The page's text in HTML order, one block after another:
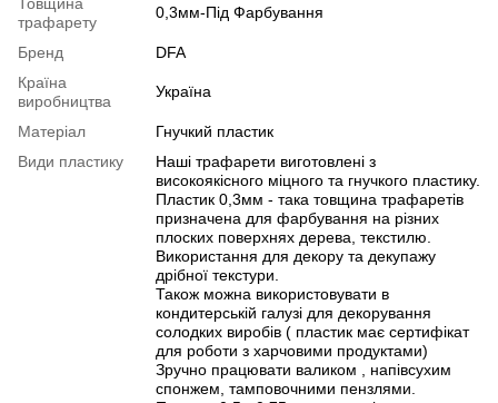
трафарету
0,3мм-Під Фарбування
Бренд
DFA
Країна
виробництва
Україна
Матеріал
Гнучкий пластик
Види пластику
Наші трафарети виготовлені з
високоякісного міцного та гнучкого пластику.
Пластик 0,3мм - така товщина трафаретів
призначена для фарбування на різних
плоских поверхнях дерева, текстилю.
Використання для декору та декупажу
дрібної текстури.
Також можна використовувати в
кондитерській галузі для декорування
солодких виробів ( пластик має сертифікат
для роботи з харчовими продуктами)
Зручно працювати валиком , напівсухим
спонжем, тамповочними пензлями.